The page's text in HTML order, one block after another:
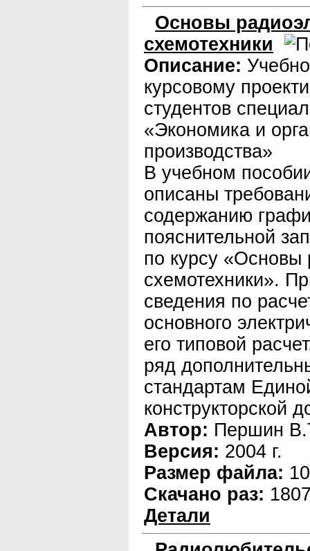
Основы
схемотехники
Описание:
курсовому
студентов
«Экономика и
производства»
В учебном
описаны
содержанию
пояснительной
по курсу «Основы
схемотехники».
сведения по
основного
его типовой
ряд
стандартам
конструкторской
Автор: Першин
Версия: 2004 г.
Размер файла:
Скачано раз:
Детали